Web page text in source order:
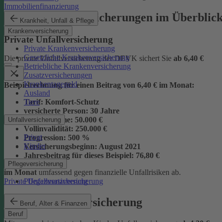
Immobilienfinanzierung
Krankheit, Unfall & Pflege
Krankenversicherung
Private Krankenversicherung
Gesetzliche Krankenversicherung
Betriebliche Krankenversicherung
Zusatzversicherungen
Krankentagegeld
Ausland
Tiere
Unfallversicherung
Privat
Kinder
Pflegeversicherung
Pflegezusatzversicherung
Beruf, Alter & Finanzen
Beruf
Unsere Unfallversicherungen im
Private Unfallversicherung
Die private Unfallversicherung der DEVK sichert Sie ab 6,40 €
Beispielrechnung für einen Beitrag von 6,40 € im Monat:
Tarif: Komfort-Schutz
versicherte Person: 30 Jahre
Grundsumme: 50.000 €
Vollinvalidität: 250.000 €
Progression: 500 %
Versicherungsbeginn: August 2021
Jahresbeitrag für dieses Beispiel: 76,80 €
im Monat umfassend gegen finanzielle Unfallrisiken ab.
Private Unfallversicherung
Kinder-Unfallversicherung